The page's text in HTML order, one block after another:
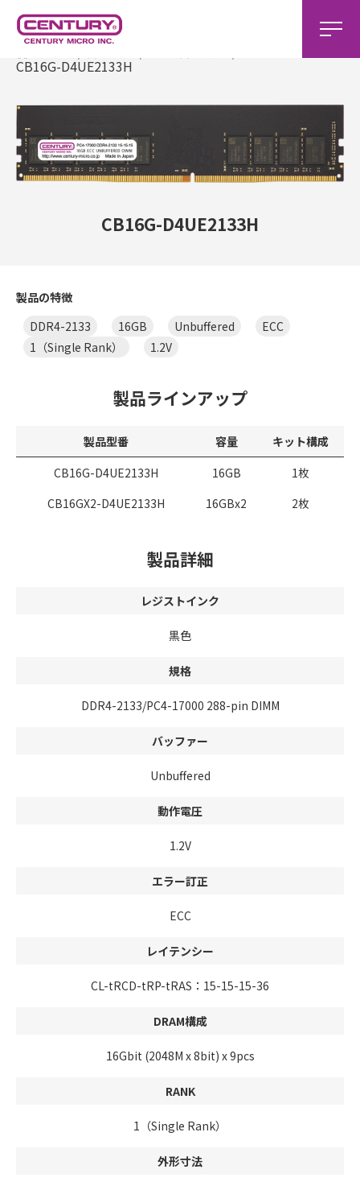
CB16G-D4UE2133H
CB16G-D4UE2133H
製品の特徴
DDR4-2133
16GB Unbuffered
ECC
1（Single Rank）
1.2V
製品ラインアップ
製品型番 容量
キット構成
CB16G-D4UE2133H
16GB
1枚
CB16GX2-D4UE2133H
16GBx2 2枚
製品詳細
レジストインク
黒色
規格
DDR4-2133/PC4-17000 288-pin DIMM
バッファー
Unbuffered
動作電圧
1.2V
エラー訂正
ECC
レイテンシー
CL-tRCD-tRP-tRAS：15-15-15-36
DRAM構成
16Gbit (2048M x 8bit) x 9pcs
RANK
1（Single Rank）
外形寸法